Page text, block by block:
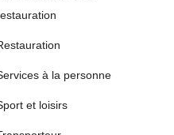
à la personne
et loisirs